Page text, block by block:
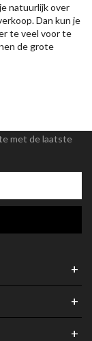
natuurlijk over
Dan kun je
te veel voor te
de grote
met de laatste
+
+
+